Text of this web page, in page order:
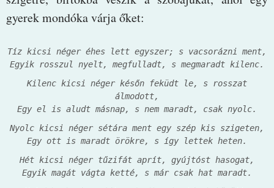
gyerek mondóka várja őket:
Tíz kicsi néger éhes lett egyszer; s vacsorázni ment,
Egyik rosszul nyelt, megfulladt, s megmaradt kilenc.
Kilenc kicsi néger későn feküdt le, s rosszat
álmodott,
Egy el is aludt másnap, s nem maradt, csak nyolc.
Nyolc kicsi néger sétára ment egy szép kis szigeten,
Egy ott is maradt örökre, s így lettek heten.
Hét kicsi néger tűzifát aprít, gyújtóst hasogat,
Egyik magát vágta ketté, s már csak hat maradt.